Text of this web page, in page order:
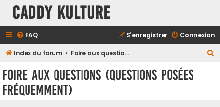
Caddy Kulture
FAQ Connexion
S’enregistrer
Index du forum Foire aux questions (Questions posées fréquemment)
Foire aux questions (Questions posées
fréquemment)